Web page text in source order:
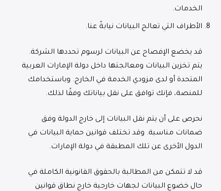
الخدمات.
الأطراف التي تعالج البيانات نيابةً عنا.
قد يخضع الإفصاح عن البيانات لرسوم تحددها الشركة.
يتم تخزين البيانات ومعالجتها داخل دولة الإمارات العربية
المتحدة أو لدى مزودي الخدمة في الخارج. وباستخدامك
للمنصة، فإنك توافق على نقل بياناتك وفقًا لذلك.
نحرص على أن يتم نقل البيانات إلى خارج الدولة وفق
ضمانات مناسبة. وقد تختلف قوانين حماية البيانات في
الدول الأخرى عن تلك المطبقة في دولة الإمارات.
قد لا تتمكن من المطالبة بالحقوق القانونية الكاملة في
حال خضوع البيانات لجهات خارجية خارج نطاق قوانين